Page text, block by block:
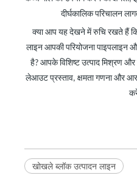
दीर्घकालिक परिचालन
क्या आप यह देखने में रुचि रखते हैं
लाइन आपकी परियोजना पाइपलाइन
है? आपके विशिष्ट उत्पाद मिश्रण
लेआउट प्रस्ताव, क्षमता गणना और
खोखले ब्लॉक उत्पादन लाइन